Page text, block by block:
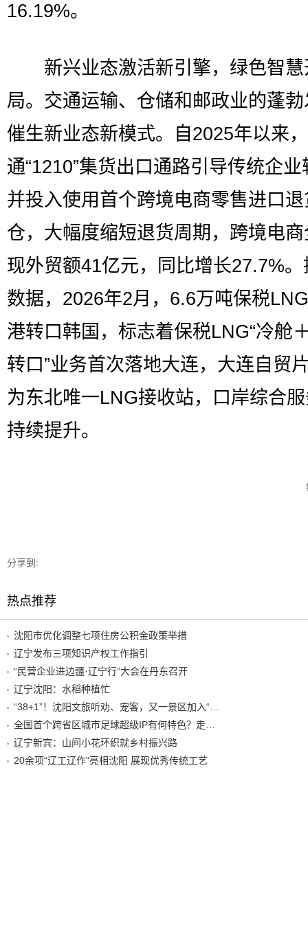
16.19%。
新兴业态激活新引擎，绿色智慧
局。交通运输、仓储和邮政业的蓬
催生新业态新模式。自2025年以来
通“1210”集货出口通路引导传统企
并投入使用首个跨境电商零售进口
仓，大幅度缩短退货周期，跨境电
现外贸额41亿元，同比增长27.7%
数据，2026年2月，6.6万吨保税
港转口韩国，标志着保税LNG“冷舱
转口”业务首次落地大连，大连自贸
为东北唯一LNG接收站，口岸综合
持续提升。
分享到:
热点推荐
沈阳市优化调整七项住房公积金政策举措
辽宁发布三项知识产权工作指引
“民营企业进边疆·辽宁行”大会在丹东召开
辽宁沈阳：水稻种植忙
辽宁新宾：山间小花环织就乡村振兴路
20余项“辽工辽作”亮相沈阳 展现优秀传统工艺